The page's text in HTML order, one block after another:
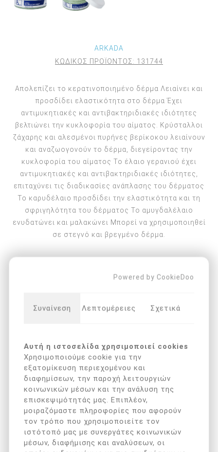
ARKADA
ΚΩΔΙΚΟΣ ΠΡΟΪΟΝΤΟΣ: 131744
Απολεπίζει το κερατινοποιημένο δέρμα Λειαίνει και
προσδίδει ελαστικότητα στο δέρμα Έχει
αντιμυκητιακές και αντιβακτηριδιακές ιδιότητες
βελτιώνει την κυκλοφορία του αίματος. Κρύσταλλοι
ζάχαρης και αλεσμένοι πυρήνες βερίκοκου λειαίνουν
και αναζωογονούν το δέρμα, διεγείροντας την
κυκλοφορία του αίματος Το έλαιο γερανιού έχει
αντιμυκητιακές και αντιβακτηριδιακές ιδιότητες,
επιταχύνει τις διαδικασίες ανάπλασης του δέρματος
Το καρυδέλαιο προσδίδει την ελαστικότητα και τη
σφριγηλότητα του δέρματος Το αμυγδαλέλαιο
ενυδατώνει και μαλακώνει Μπορεί να χρησιμοποιηθεί
σε στεγνό και βρεγμένο δέρμα.
ΟΙ ΠΕΛΆΤΕΣ ΠΟΥ ΑΓΌΡΑΣΑΝ ΑΥΤΌ
ΤΟ ΠΡΟΪΌΝ ΑΓΌΡΑΣΑΝ ΕΠΊΣΗΣ
Powered by CookieDoo
Συναίνεση Λεπτομέρειες Σχετικά
Αυτή η ιστοσελίδα χρησιμοποιεί cookies
Χρησιμοποιούμε cookie για την
εξατομίκευση περιεχομένου και
διαφημίσεων, την παροχή λειτουργιών
κοινωνικών μέσων και την ανάλυση της
επισκεψιμότητάς μας. Επιπλέον,
μοιραζόμαστε πληροφορίες που αφορούν
τον τρόπο που χρησιμοποιείτε τον
ιστότοπό μας με συνεργάτες κοινωνικών
μέσων, διαφήμισης και αναλύσεων, οι